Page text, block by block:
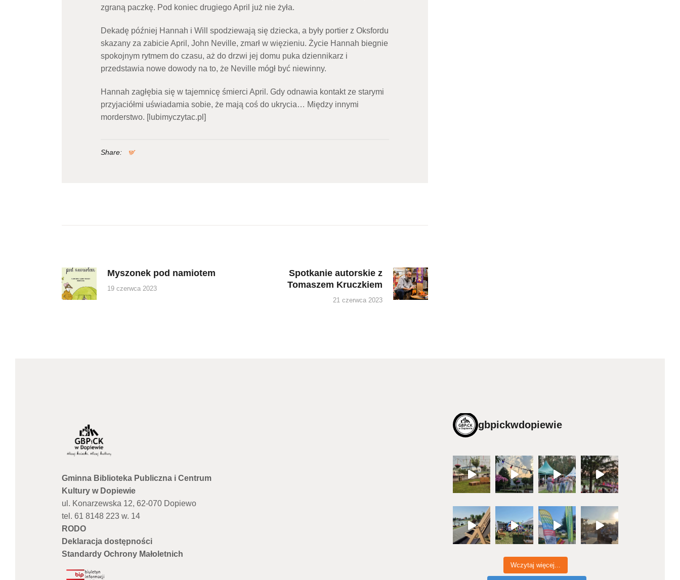
zgraną paczkę. Pod koniec drugiego April już nie żyła.
Dekadę później Hannah i Will spodziewają się dziecka, a były portier z Oksfordu
skazany za zabicie April, John Neville, zmarł w więzieniu. Życie Hannah biegnie
spokojnym rytmem do czasu, aż do drzwi jej domu puka dziennikarz i
przedstawia nowe dowody na to, że Neville mógł być niewinny.
Hannah zagłębia się w tajemnicę śmierci April. Gdy odnawia kontakt ze starymi
przyjaciółmi uświadamia sobie, że mają coś do ukrycia… Między innymi
morderstwo. [lubimyczytac.pl]
Share:
wpisuPrevious
post:
Myszonek pod namiotem
19 czerwca 2023
Next
post:
Spotkanie autorskie z
Tomaszem Kruczkiem
21 czerwca 2023
Gminna Biblioteka Publiczna i Centrum
Kultury w Dopiewie
ul. Konarzewska 12, 62-070 Dopiewo
tel. 61 8148 223 w. 14
RODO
Deklaracja dostępności
Standardy Ochrony Małoletnich
gbpickwdopiewie
Wczytaj więcej...